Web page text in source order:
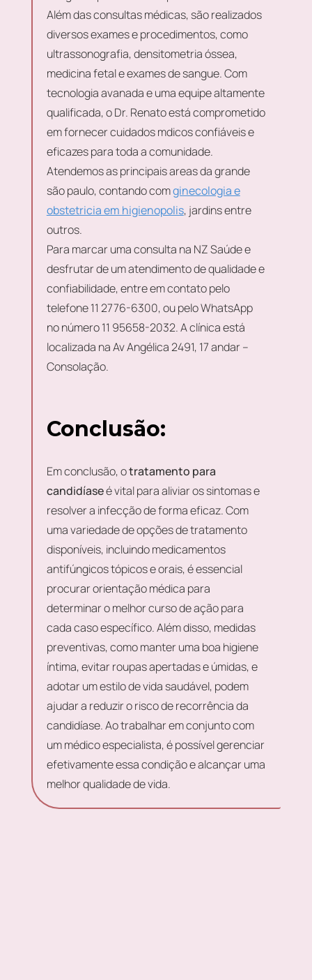
Além das consultas médicas, são realizados
diversos exames e procedimentos, como
ultrassonografia, densitometria óssea,
medicina fetal e exames de sangue. Com
tecnologia avanada e uma equipe altamente
qualificada, o Dr. Renato está comprometido
em fornecer cuidados mdicos confiáveis e
eficazes para toda a comunidade.
Atendemos as principais areas da grande
são paulo, contando comginecologia e
obstetricia em higienopolis, jardins entre
outros.
Para marcar uma consulta na NZ Saúde e
desfrutar de um atendimento de qualidade e
confiabilidade, entre em contato pelo
telefone 11 2776-6300, ou pelo WhatsApp
no número 11 95658-2032. A clínica está
localizada na Av Angélica 2491, 17 andar –
Consolação.
Conclusão:
Em conclusão, otratamento para
candidíaseé vital para aliviar os sintomas e
resolver a infecção de forma eficaz. Com
uma variedade de opções de tratamento
disponíveis, incluindo medicamentos
antifúngicos tópicos e orais, é essencial
procurar orientação médica para
determinar o melhor curso de ação para
cada caso específico. Além disso, medidas
preventivas, como manter uma boa higiene
íntima, evitar roupas apertadas e úmidas, e
adotar um estilo de vida saudável, podem
ajudar a reduzir o risco de recorrência da
candidíase. Ao trabalhar em conjunto com
um médico especialista, é possível gerenciar
efetivamente essa condição e alcançar uma
melhor qualidade de vida.